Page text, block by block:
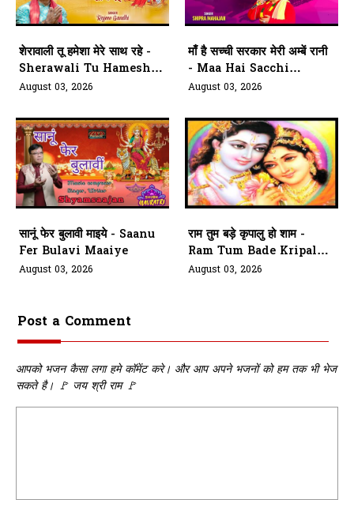
शेरावाली तू हमेशा मेरे साथ रहे -
Sherawali Tu Hamesha
Mere Saath
August 03, 2026
माँ है सच्ची सरकार मेरी अम्बें रानी
- Maa Hai Sacchi
Sarkar Meri Ambe Rani
August 03, 2026
सानूं फेर बुलावी माइये - Saanu
Fer Bulavi Maaiye
August 03, 2026
राम तुम बड़े कृपालु हो शाम -
Ram Tum Bade Kripalu
Ho Shaam
August 03, 2026
Post a Comment
आपको भजन कैसा लगा हमे कॉमेंट करे। और आप अपने भजनों को हम तक भी भेज
सकते है। 🚩 जय श्री राम 🚩